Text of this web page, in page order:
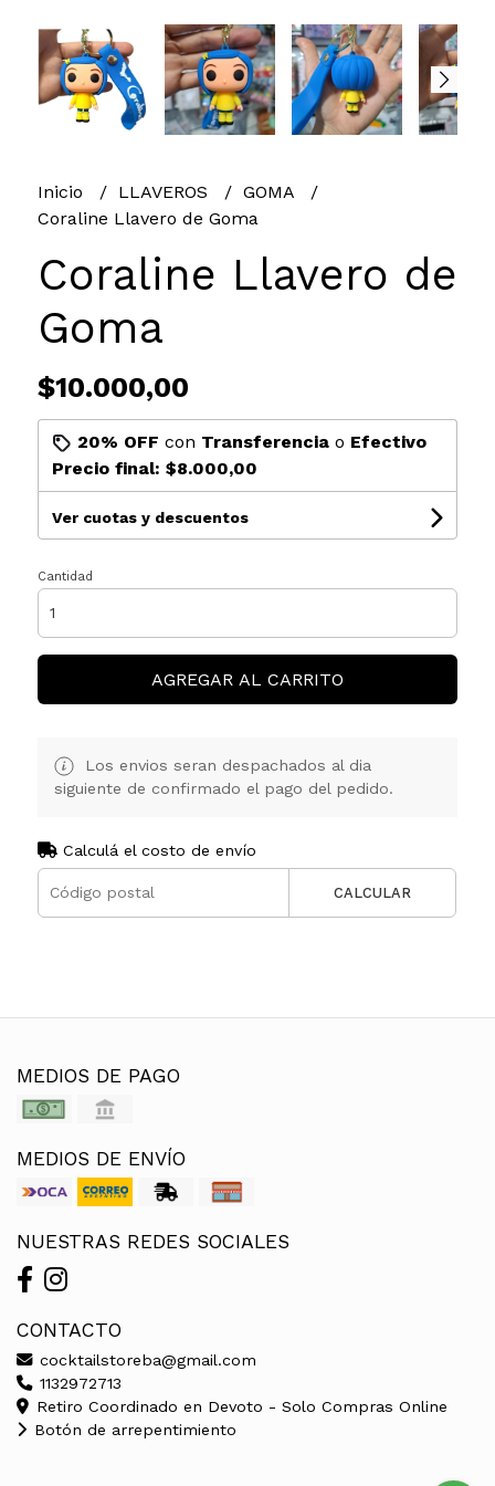
Inicio LLAVEROS
GOMA
Coraline Llavero de Goma
Coraline Llavero de
Goma
$10.000,00
20% OFF con Transferenciao Efectivo
Precio final: $8.000,00
Ver cuotas y descuentos
Cantidad
AGREGAR AL CARRITO
Los envios seran despachados al dia
siguiente de confirmado el pago del pedido.
Calculá el costo de envío
CALCULAR
MEDIOS DE PAGO
MEDIOS DE ENVÍO
NUESTRAS REDES SOCIALES
CONTACTO
cocktailstoreba@gmail.com
1132972713
Retiro Coordinado en Devoto - Solo Compras Online
Botón de arrepentimiento